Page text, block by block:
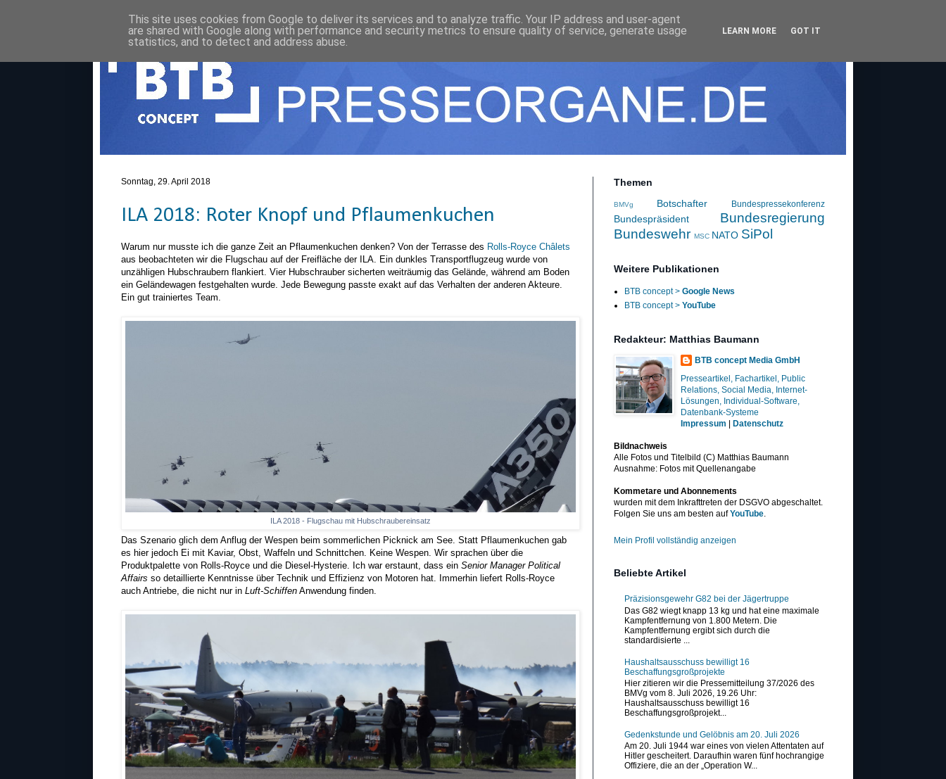
Sonntag, 29. April 2018
ILA 2018: Roter Knopf und Pflaumenkuchen
Warum nur musste ich die ganze Zeit an Pflaumenkuchen denken? Von der Terrasse des Rolls-Royce Châlets
aus beobachteten wir die Flugschau auf der Freifläche der ILA. Ein dunkles Transportflugzeug wurde von
unzähligen Hubschraubern flankiert. Vier Hubschrauber sicherten weiträumig das Gelände, während am Boden
ein Geländewagen festgehalten wurde. Jede Bewegung passte exakt auf das Verhalten der anderen Akteure.
Ein gut trainiertes Team.
ILA 2018 - Flugschau mit Hubschraubereinsatz
Das Szenario glich dem Anflug der Wespen beim sommerlichen Picknick am See. Statt Pflaumenkuchen gab
es hier jedoch Ei mit Kaviar, Obst, Waffeln und Schnittchen. Keine Wespen. Wir sprachen über die
Produktpalette von Rolls-Royce und die Diesel-Hysterie. Ich war erstaunt, dass ein Senior Manager Political
Affairs so detaillierte Kenntnisse über Technik und Effizienz von Motoren hat. Immerhin liefert Rolls-Royce
auch Antriebe, die nicht nur in Luft-Schiffen Anwendung finden.
Themen
BMVg Botschafter Bundespressekonferenz
Bundespräsident
Bundesregierung
Bundeswehr MSC NATO SiPol
Weitere Publikationen
BTB concept > Google News
BTB concept > YouTube
Redakteur: Matthias Baumann
BTB concept Media GmbH
Presseartikel, Fachartikel, Public
Relations, Social Media, Internet-
Lösungen, Individual-Software,
Datenbank-Systeme
Impressum
Datenschutz
Bildnachweis
Alle Fotos und Titelbild (C) Matthias Baumann
Ausnahme: Fotos mit Quellenangabe
Kommetare und Abonnements
wurden mit dem Inkrafttreten der DSGVO abgeschaltet.
Folgen Sie uns am besten aufYouTube.
Mein Profil vollständig anzeigen
Beliebte Artikel
Präzisionsgewehr G82 bei der Jägertruppe
Das G82 wiegt knapp 13 kg und hat eine maximale
Kampfentfernung von 1.800 Metern. Die
Kampfentfernung ergibt sich durch die
standardisierte ...
Haushaltsausschuss bewilligt 16
Beschaffungsgroßprojekte
Hier zitieren wir die Pressemitteilung 37/2026 des
BMVg vom 8. Juli 2026, 19.26 Uhr:
Haushaltsausschuss bewilligt 16
Beschaffungsgroßprojekt...
Gedenkstunde und Gelöbnis am 20. Juli 2026
Am 20. Juli 1944 war eines von vielen Attentaten auf
Hitler gescheitert. Daraufhin waren fünf hochrangige
Offiziere, die an der „Operation W...
This site uses cookies from Google to deliver its services and to analyze traffic. Your IP address and user-agent
are shared with Google along with performance and security metrics to ensure quality of service, generate usage
statistics, and to detect and address abuse.
LEARN MORE GOT IT